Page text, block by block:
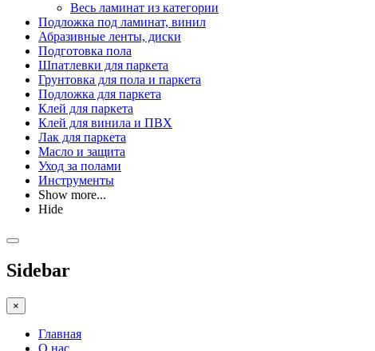
Весь ламинат из категории
Подложка под ламинат, винил
Абразивные ленты, диски
Подготовка пола
Шпатлевки для паркета
Грунтовка для пола и паркета
Подложка для паркета
Клей для паркета
Клей для винила и ПВХ
Лак для паркета
Масло и защита
Уход за полами
Инструменты
Show more...
Hide
Sidebar
×
Главная